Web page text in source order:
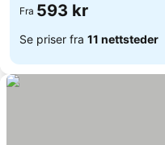
Fra 593 kr
Se priser fra 11 nettsteder